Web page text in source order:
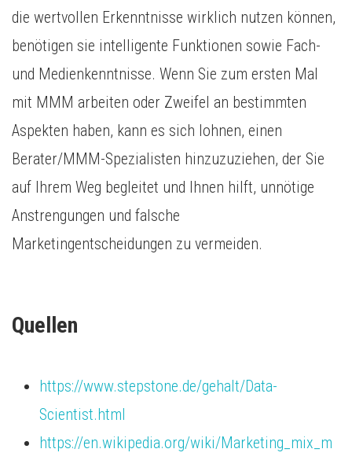
die wertvollen Erkenntnisse wirklich nutzen können,
benötigen sie intelligente Funktionen sowie Fach-
und Medienkenntnisse. Wenn Sie zum ersten Mal
mit MMM arbeiten oder Zweifel an bestimmten
Aspekten haben, kann es sich lohnen, einen
Berater/MMM-Spezialisten hinzuzuziehen, der Sie
auf Ihrem Weg begleitet und Ihnen hilft, unnötige
Anstrengungen und falsche
Marketingentscheidungen zu vermeiden.
Quellen
https://www.stepstone.de/gehalt/Data-
Scientist.html
https://en.wikipedia.org/wiki/Marketing_mix_m